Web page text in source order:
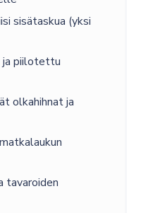
sisätaskua (yksi
ja piilotettu
olkahihnat ja
tavaroiden